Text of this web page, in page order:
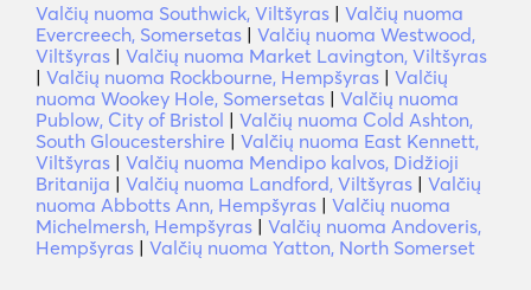
Valčių nuoma Southwick, Viltšyras | Valčių nuoma
Evercreech, Somersetas | Valčių nuoma Westwood,
Viltšyras | Valčių nuoma Market Lavington, Viltšyras
| Valčių nuoma Rockbourne, Hempšyras | Valčių
nuoma Wookey Hole, Somersetas | Valčių nuoma
Publow, City of Bristol | Valčių nuoma Cold Ashton,
South Gloucestershire | Valčių nuoma East Kennett,
Viltšyras | Valčių nuoma Mendipo kalvos, Didžioji
Britanija | Valčių nuoma Landford, Viltšyras | Valčių
nuoma Abbotts Ann, Hempšyras | Valčių nuoma
Michelmersh, Hempšyras | Valčių nuoma Andoveris,
Hempšyras | Valčių nuoma Yatton, North Somerset